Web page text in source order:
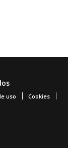
uso Cookies